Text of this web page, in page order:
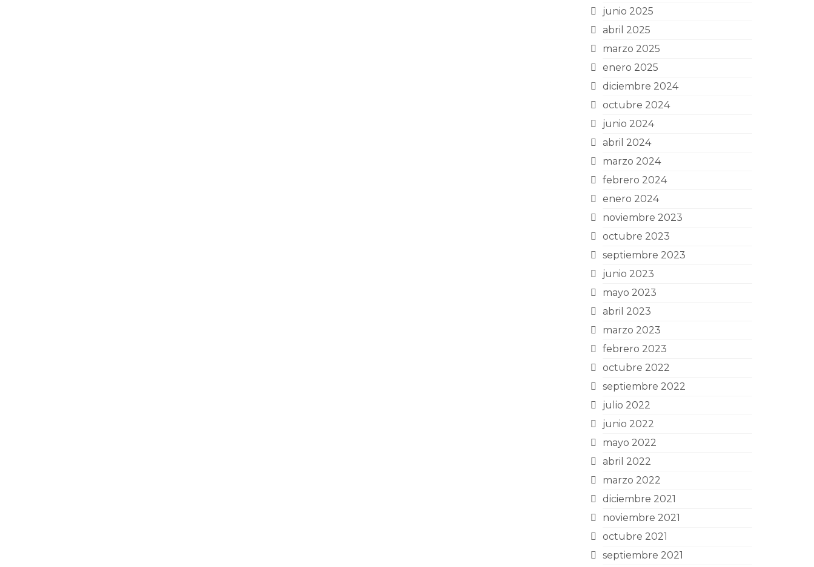
junio 2025
abril 2025
marzo 2025
enero 2025
diciembre 2024
octubre 2024
junio 2024
abril 2024
marzo 2024
febrero 2024
enero 2024
noviembre 2023
octubre 2023
septiembre 2023
junio 2023
mayo 2023
abril 2023
marzo 2023
febrero 2023
octubre 2022
septiembre 2022
julio 2022
junio 2022
mayo 2022
abril 2022
marzo 2022
diciembre 2021
noviembre 2021
octubre 2021
septiembre 2021